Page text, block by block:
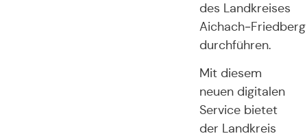
des Landkreises
Aichach‑Friedberg
durchführen.
Mit diesem
neuen digitalen
Service bietet
der Landkreis